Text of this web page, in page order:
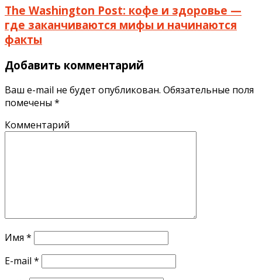
The Washington Post: кофе и здоровье —
где заканчиваются мифы и начинаются
факты
Добавить комментарий
Ваш e-mail не будет опубликован. Обязательные поля
помечены *
Комментарий
Имя *
E-mail *